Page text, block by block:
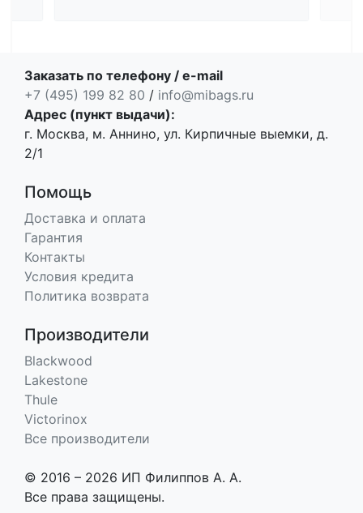
Заказать по телефону / e-mail
+7 (495) 199 82 80 / info@mibags.ru
Адрес (пункт выдачи):
г. Москва, м. Аннино, ул. Кирпичные выемки, д.
2/1
Помощь
Доставка и оплата
Гарантия
Контакты
Условия кредита
Политика возврата
Производители
Blackwood
Lakestone
Thule
Victorinox
Все производители
© 2016 – 2026 ИП Филиппов А. А.
Все права защищены.